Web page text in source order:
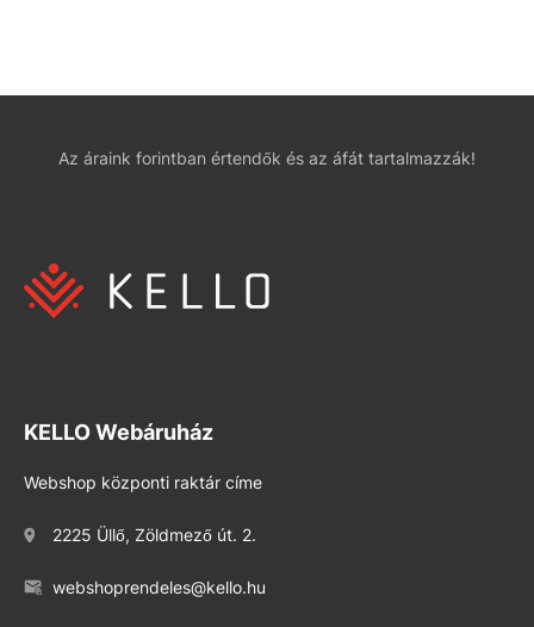
Az áraink forintban értendők és az áfát tartalmazzák!
KELLO Webáruház
Webshop központi raktár címe
2225 Üllő, Zöldmező út. 2.
webshoprendeles@kello.hu